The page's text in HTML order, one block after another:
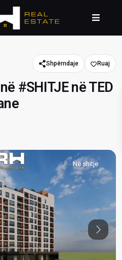
Shpërndaje
#SHITJE në TED
Në shitje